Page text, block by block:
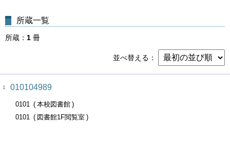
所蔵一覧
所蔵 1 冊
並べ替える
1 010104989
0101
本校図書館
0101
図書館1F閲覧室